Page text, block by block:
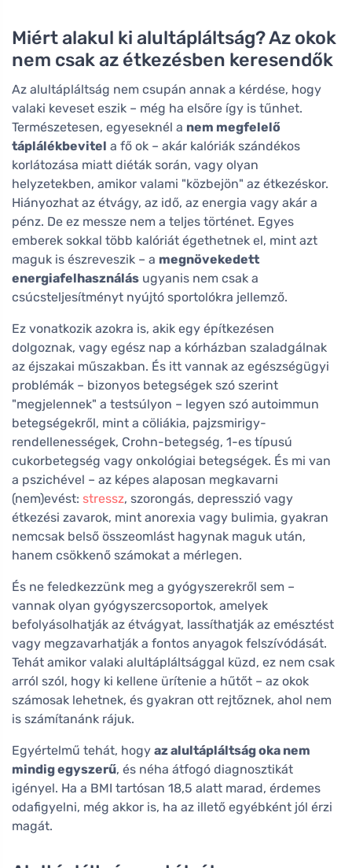
Miért alakul ki alultápláltság? Az okok
nem csak az étkezésben keresendők
Az alultápláltság nem csupán annak a kérdése, hogy
valaki keveset eszik – még ha elsőre így is tűnhet.
Természetesen, egyeseknél a nem megfelelő
táplálékbevitel a fő ok – akár kalóriák szándékos
korlátozása miatt diéták során, vagy olyan
helyzetekben, amikor valami "közbejön" az étkezéskor.
Hiányozhat az étvágy, az idő, az energia vagy akár a
pénz. De ez messze nem a teljes történet. Egyes
emberek sokkal több kalóriát égethetnek el, mint azt
maguk is észreveszik – a megnövekedett
energiafelhasználás ugyanis nem csak a
csúcsteljesítményt nyújtó sportolókra jellemző.
Ez vonatkozik azokra is, akik egy építkezésen
dolgoznak, vagy egész nap a kórházban szaladgálnak
az éjszakai műszakban. És itt vannak az egészségügyi
problémák – bizonyos betegségek szó szerint
"megjelennek" a testsúlyon – legyen szó autoimmun
betegségekről, mint a cöliákia, pajzsmirigy-
rendellenességek, Crohn-betegség, 1-es típusú
cukorbetegség vagy onkológiai betegségek. És mi van
a pszichével – az képes alaposan megkavarni
(nem)evést: stressz, szorongás, depresszió vagy
étkezési zavarok, mint anorexia vagy bulimia, gyakran
nemcsak belső összeomlást hagynak maguk után,
hanem csökkenő számokat a mérlegen.
És ne feledkezzünk meg a gyógyszerekről sem –
vannak olyan gyógyszercsoportok, amelyek
befolyásolhatják az étvágyat, lassíthatják az emésztést
vagy megzavarhatják a fontos anyagok felszívódását.
Tehát amikor valaki alultápláltsággal küzd, ez nem csak
arról szól, hogy ki kellene ürítenie a hűtőt – az okok
számosak lehetnek, és gyakran ott rejtőznek, ahol nem
is számítanánk rájuk.
Egyértelmű tehát, hogy az alultápláltság oka nem
mindig egyszerű, és néha átfogó diagnosztikát
igényel. Ha a BMI tartósan 18,5 alatt marad, érdemes
odafigyelni, még akkor is, ha az illető egyébként jól érzi
magát.